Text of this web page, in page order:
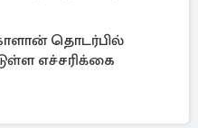
தொடர்பில்
எச்சரிக்கை